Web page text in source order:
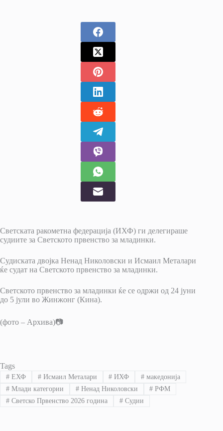
Светската ракометна федерација (ИХФ) ги делегираше
судиите за Светското првенство за младинки.
Судиската двојка Ненад Николовски и Исмаил Металари
ќе судат на Светското првенство за младинки.
Светското првенство за младинки ќе се одржи од 24 јуни
до 5 јули во Жинжонг (Кина).
(фото – Архива)📷
Tags
#ЕХФ #Исмаил Металари # ИХФ # македонија
#Млади категории #Ненад Николовски # РФМ
#Светско Првенство 2026 година #Судии